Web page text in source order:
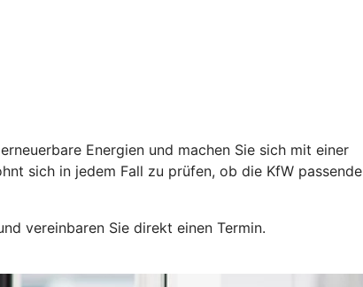
Energien und machen Sie sich mit einer
sich in jedem Fall zu prüfen, ob die KfW passende
vereinbaren Sie direkt einen Termin.